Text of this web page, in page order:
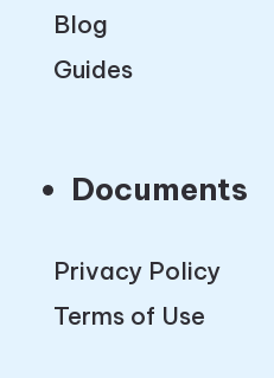
Blog
Guides
Documents
Privacy Policy
Terms of Use